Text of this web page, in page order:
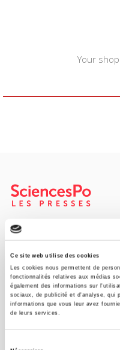
Ce site web utilise des cookies
Les cookies nous permettent de
fonctionnalités relatives aux médias
également des informations sur
sociaux, de publicité et d'analyse, qui
informations que vous leur avez
de leurs services.
Your
SCIENCES PO UNIVERSITY
original research, to edit
help public and political
CONTACTS
FOREIGN RIGHTS
FOR BOOKSHOPS